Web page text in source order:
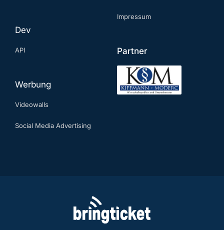
Dev
API
Werbung
Videowalls
Social Media Advertising
Impressum
Partner